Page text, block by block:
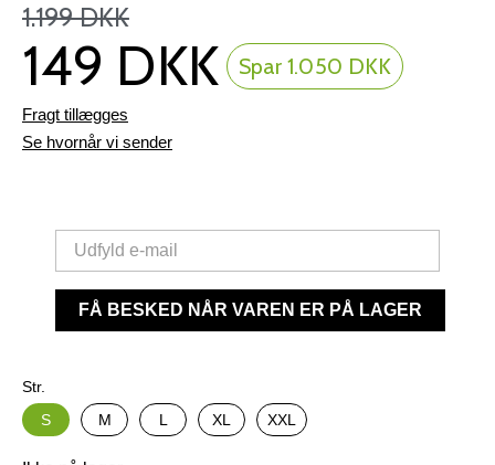
1.199 DKK
149 DKK Spar 1.050 DKK
Fragt tillægges
Se hvornår vi sender
FÅ BESKED NÅR VAREN ER PÅ LAGER
Str.
S
M L XL XXL